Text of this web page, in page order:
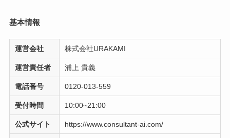
基本情報
運営会社 株式会社URAKAMI
運営責任者 浦上 貴義
電話番号 0120-013-559
受付時間 10:00~21:00
公式サイト https://www.consultant-ai.com/